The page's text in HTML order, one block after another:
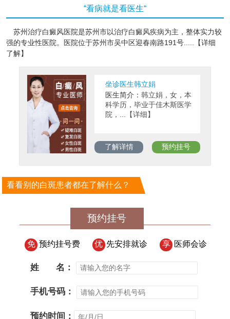
“看病就是看医生“
苏州治疗白癜风医院是苏州市以治疗白癜风疾病为主，整体实力较
强的专业性医院。医院位于苏州市吴中区迎春南路191号.....【详细
了解】
坐诊医生韩立娟
医生简介： 韩立娟，女，本
科学历，毕业于佳木斯医学
院，...【详细】
了解详情 预约挂号
看看别的白斑患者都在了解什么？
预约挂号
免 预约挂号费 优 先安排就诊 享 医师会诊
姓 名：
手机号码：
预约时间：